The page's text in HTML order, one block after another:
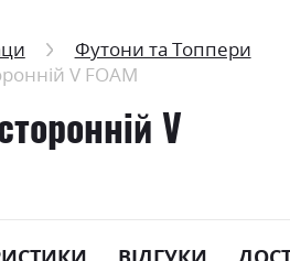
Футони та Топпери
V FOAM
V